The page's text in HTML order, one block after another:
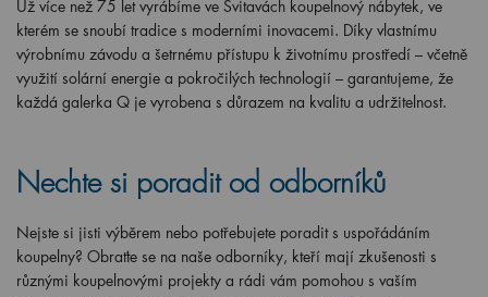
Už více než 75 let vyrábíme ve Svitavách koupelnový nábytek, ve
kterém se snoubí tradice s moderními inovacemi. Díky vlastnímu
výrobnímu závodu a šetrnému přístupu k životnímu prostředí – včetně
využití solární energie a pokročilých technologií – garantujeme, že
každá galerka Q je vyrobena s důrazem na kvalitu a udržitelnost.
Nechte si poradit od odborníků
Nejste si jisti výběrem nebo potřebujete poradit s uspořádáním
koupelny? Obraťte se na naše odborníky, kteří mají zkušenosti s
různými koupelnovými projekty a rádi vám pomohou s vaším